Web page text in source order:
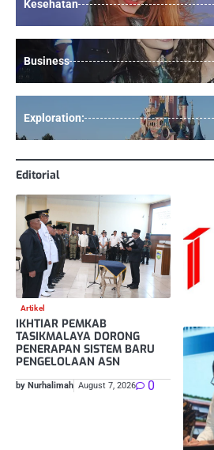
Kesehatan
Business
Exploration:
Editorial
Artikel
IKHTIAR PEMKAB
TASIKMALAYA DORONG
PENERAPAN SISTEM BARU
PENGELOLAAN ASN
by Nurhalimah August 7, 2026 0